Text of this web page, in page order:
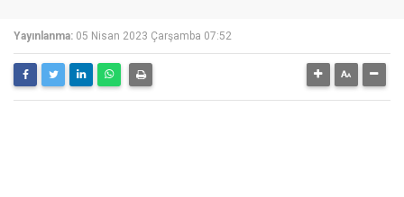
Yayınlanma: 05 Nisan 2023 Çarşamba 07:52